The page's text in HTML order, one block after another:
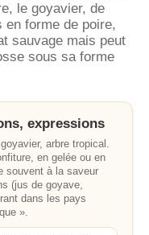
le goyavier, de
en forme de poire,
sauvage mais peut
sous sa forme
expressions
arbre tropical.
en gelée ou en
souvent à la saveur
(jus de goyave,
dans les pays
».